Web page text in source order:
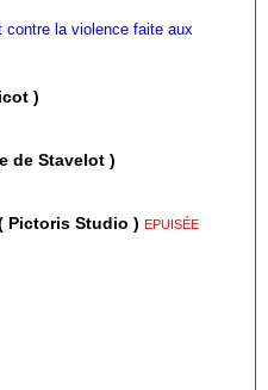
la violence faite aux
)
de Stavelot )
Pictoris Studio )EPUISÉE